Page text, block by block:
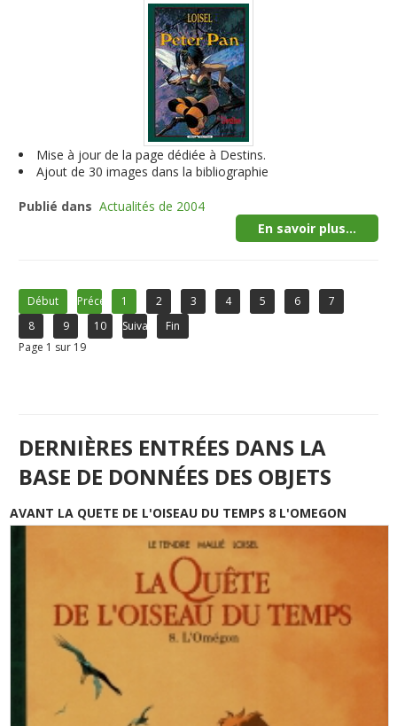
Mise à jour de la page dédiée à Destins.
Ajout de 30 images dans la bibliographie
Publié dans Actualités de 2004
En savoir plus...
Début Précédent1 2 3 4 5 6
7
8
9 10 Suivant
Fin
Page 1 sur 19
DERNIÈRES ENTRÉES DANS LA
BASE DE DONNÉES DES OBJETS
AVANT LA QUETE DE L'OISEAU DU TEMPS 8 L'OMEGON